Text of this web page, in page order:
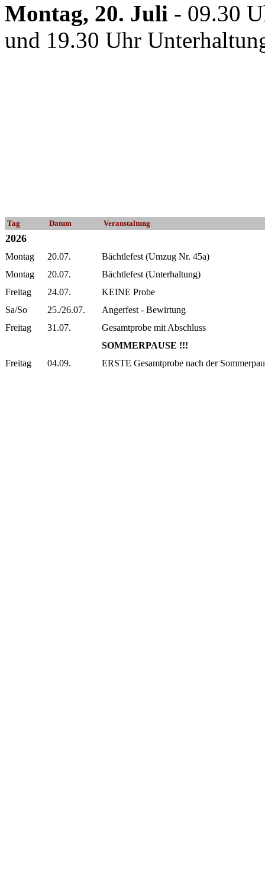
Montag, 20. Juli - 09.30
und 19.30 Uhr
Tag Datum Veranstaltung
2026
Montag 20.07.
Bächtlefest (Umzug Nr. 45a)
Montag
20.07.
Bächtlefest (Unterhaltung)
Freitag
24.07.
KEINE Probe
Sa/So
25./26.07.
Angerfest - Bewirtung
Freitag
31.07.
Gesamtprobe mit Abschluss
SOMMERPAUSE !!!
Freitag
04.09. ERSTE Gesamtprobe nach der